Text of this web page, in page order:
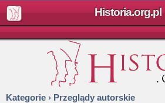
Historia.org.pl
Kategorie › Przeglądy autorskie